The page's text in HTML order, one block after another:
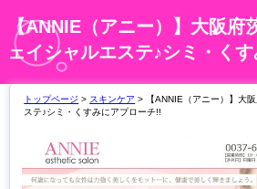
【ANNIE（アニー）】大阪府
ェイシャルエステ♪シミ・く
トップページ > スキンケア > 【ANNIE（アニー）】大
ステ♪シミ・くすみにアプローチ!!